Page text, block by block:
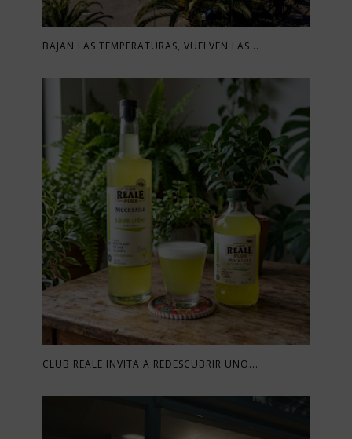
BAJAN LAS TEMPERATURAS, VUELVEN LAS...
CLUB REALE INVITA A REDESCUBRIR UNO...